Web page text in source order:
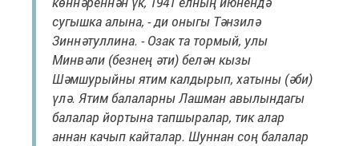
сугышка алына, - ди оныгы Тәнзилә
Зиннәтуллина. - Озак та тормый, улы
Минвәли (безнең әти) белән кызы
Шәмшурыйны ятим калдырып, хатыны (әби)
үлә. Ятим балаларны Лашман авылындагы
балалар йортына тапшыралар, тик алар
аннан качып кайталар. Шуннан соң балалар